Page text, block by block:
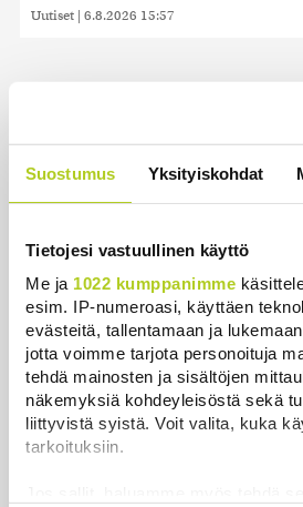
Suostumus Yksityiskohdat
Tietojesi vastuullinen käyttö
Me ja 1022 kumppanimme
esim. IP-numeroasi, käyttäen
evästeitä, tallentamaan ja
jotta voimme tarjota personoituja
tehdä mainosten ja sisältöjen
näkemyksiä kohdeyleisöstä sekä
liittyvistä syistä. Voit valita, kuka
tarkoituksiin.
Uutiset | 6.8.2026 15:57
Uusimmat
Meta määrättiin maksamaan
somehaittojen vuoksi puoli
Uutiset | 7.8.2026 6:52
Tänään on tuulista ja sateista,
lämpenee
Uutiset 7.8.2026 3:01